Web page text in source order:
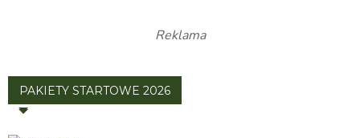
Reklama
PAKIETY STARTOWE 2026